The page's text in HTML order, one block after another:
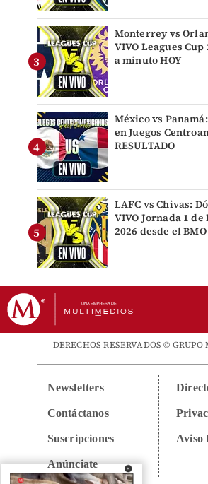
Monterrey vs
VIVO Leagues
a minuto HOY
México vs
en Juegos
RESULTADO
LAFC vs Chivas:
VIVO Jornada 1 de
2026 desde el
DERECHOS RESERVADOS © GRUPO
Newsletters
Contáctanos
Suscripciones
Anúnciate
Aviso